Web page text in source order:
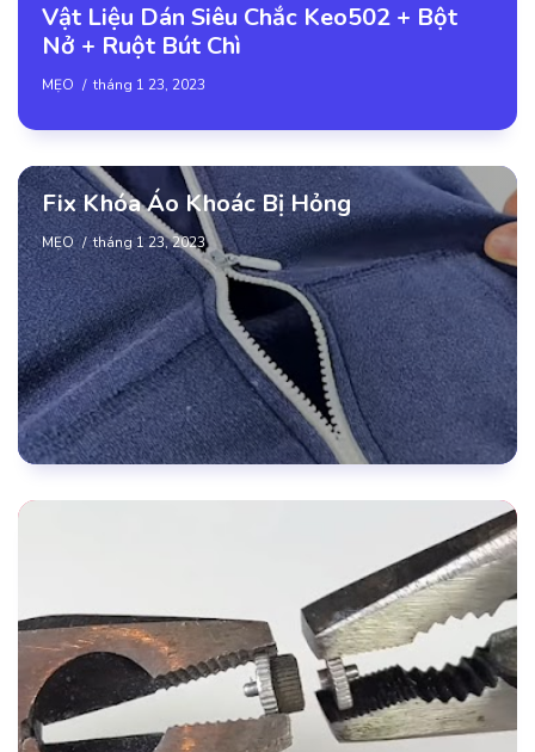
Vật Liệu Dán Siêu Chắc Keo502 + Bột
Nở + Ruột Bút Chì
MẸO tháng 1 23, 2023
Fix Khóa Áo Khoác Bị Hỏng
MẸO tháng 1 23, 2023